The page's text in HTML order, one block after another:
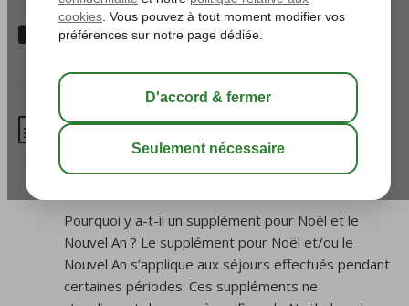
Category:Logement
Quels suppléments ou
réductions peuvent être
appliqués?
Pourquoi y a-t-il un supplément pour Noël et le
Nouvel An ? Le supplément pour Noël et/ou le
Nouvel An s’applique aux séjours effectués pendant
certaines périodes. Ces suppléments ne